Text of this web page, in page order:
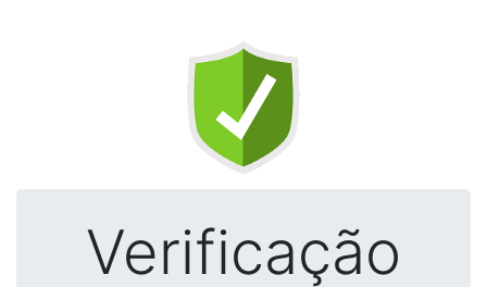
Verificação